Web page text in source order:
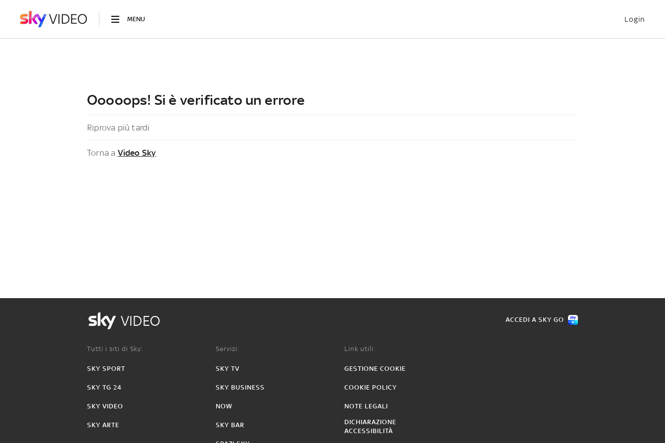
MENU Login
Ooooops! Si è verificato un errore
Riprova più tardi
Torna a Video Sky
VIDEO ACCEDI A SKY GO
Tutti i siti di Sky:
SKY SPORT
SKY TG 24
SKY VIDEO
SKY ARTE
Servizi:
SKY TV
SKY BUSINESS
NOW
SKY BAR
Link utili:
GESTIONE COOKIE
COOKIE POLICY
NOTE LEGALI
DICHIARAZIONE
ACCESSIBILITÀ